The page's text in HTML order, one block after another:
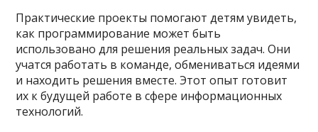
Практические проекты помогают детям увидеть,
как программирование может быть
использовано для решения реальных задач. Они
учатся работать в команде, обмениваться идеями
и находить решения вместе. Этот опыт готовит
их к будущей работе в сфере информационных
технологий.